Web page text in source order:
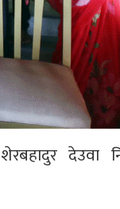
देउवा